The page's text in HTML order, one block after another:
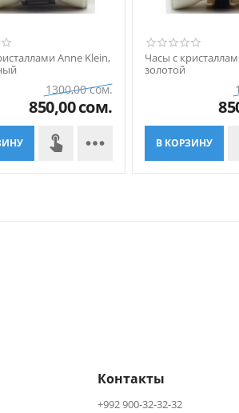
Anne Klein,
1300,00 сом.
850,00сом.

Часы с
золотой
В КОРЗИНУ
Контакты
+992 900-32-32-32